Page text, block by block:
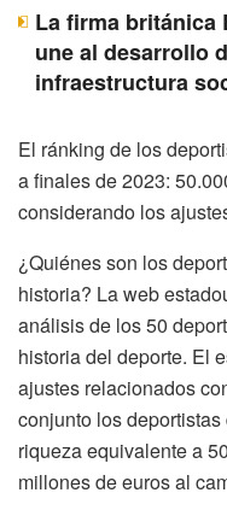
La firma británica
une al desarrollo
infraestructura
El ránking de los
a finales de 2023:
considerando los
¿Quiénes son los
historia? La web
análisis de los 50
historia del deporte. El
ajustes relacionados
conjunto los
riqueza equivalente a
millones de euros al